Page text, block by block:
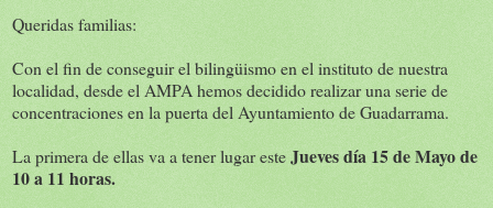
Queridas familias:
Con el fin de conseguir el bilingüismo en el instituto de nuestra
localidad, desde el AMPA hemos decidido realizar una serie de
concentraciones en la puerta del Ayuntamiento de Guadarrama.
La primera de ellas va a tener lugar esteJueves día 15 de Mayo de
10 a 11 horas.